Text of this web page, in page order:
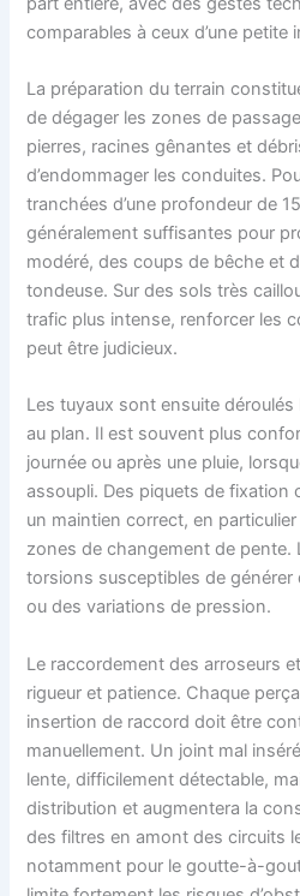
comparables à ceux d’une petite
La préparation du terrain
de dégager les zones de
pierres, racines gênantes et
d’endommager les conduites.
tranchées d’une profondeur de
généralement suffisantes pour
modéré, des coups de bêche et
tondeuse. Sur des sols très
trafic plus intense, renforcer les
peut être judicieux.
Les tuyaux sont ensuite
au plan. Il est souvent plus
journée ou après une pluie,
assoupli. Des piquets de fixation
un maintien correct, en
zones de changement de pente.
torsions susceptibles de
ou des variations de pression.
Le raccordement des arroseurs
rigueur et patience. Chaque
insertion de raccord doit être
manuellement. Un joint mal
lente, difficilement détectable,
distribution et augmentera la
des filtres en amont des circuits
notamment pour le goutte-à-